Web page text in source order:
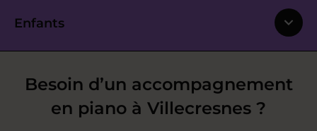
Enfants
Besoin d’un accompagnement
en piano à Villecresnes ?